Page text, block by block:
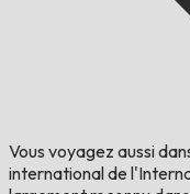
Vous voyagez aussi
international de